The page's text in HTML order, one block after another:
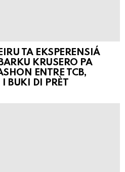
TA EKSPERENSIÁ
KRUSERO PA
ENTRE TCB,
BUKI DI PRÈT